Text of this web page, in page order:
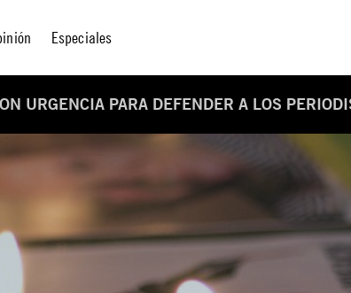
Especiales
URGENCIA PARA DEFENDER A LOS